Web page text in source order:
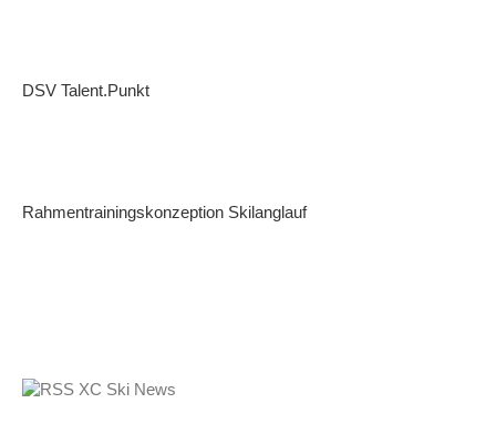
DSV Talent.Punkt
Rahmentrainingskonzeption Skilanglauf
XC Ski News